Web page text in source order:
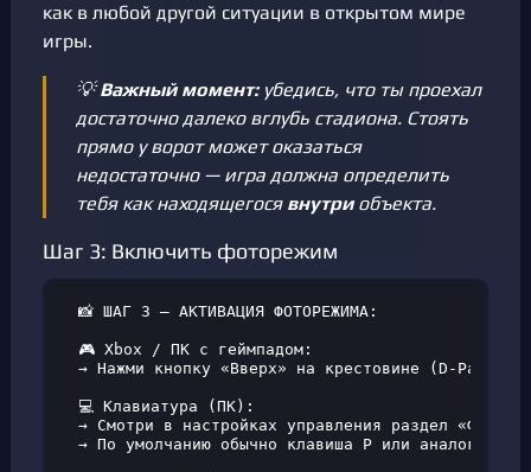
как в любой другой ситуации в открытом мире
игры.
💡Важный момент:убедись, что ты проехал
достаточно далеко вглубь стадиона. Стоять
прямо у ворот может оказаться
недостаточно — игра должна определить
тебя как находящегося внутриобъекта.
Шаг 3: Включить фоторежим
📸 ШАГ 3 — АКТИВАЦИЯ ФОТОРЕЖИМА:
🎮 Xbox / ПК с геймпадом:
→ Нажми кнопку «Вверх» на крестовине (D-Pad Up)
💻 Клавиатура (ПК):
→ Смотри в настройках управления раздел
→ По умолчанию обычно клавиша P или аналогичная